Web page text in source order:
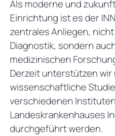
Als moderne und
Einrichtung ist es der
zentrales Anliegen,
Diagnostik, sondern
medizinischen
Derzeit unterstützen wir
wissenschaftliche
verschiedenen
Landeskrankenhauses
durchgeführt werden.